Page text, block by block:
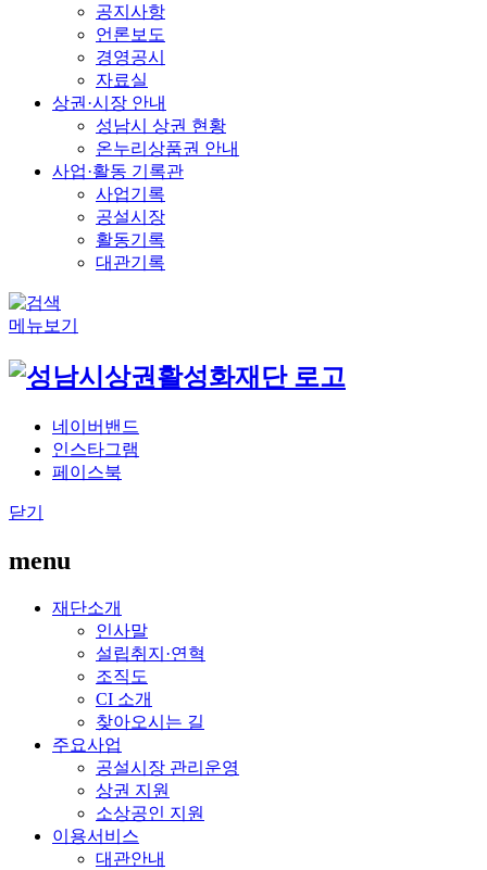
공지사항
언론보도
경영공시
자료실
상권·시장 안내
성남시 상권 현황
온누리상품권 안내
사업·활동 기록관
사업기록
공설시장
활동기록
대관기록
메뉴보기
네이버밴드
인스타그램
페이스북
닫기
menu
재단소개
인사말
설립취지·연혁
조직도
CI 소개
찾아오시는 길
주요사업
공설시장 관리운영
상권 지원
소상공인 지원
이용서비스
대관안내